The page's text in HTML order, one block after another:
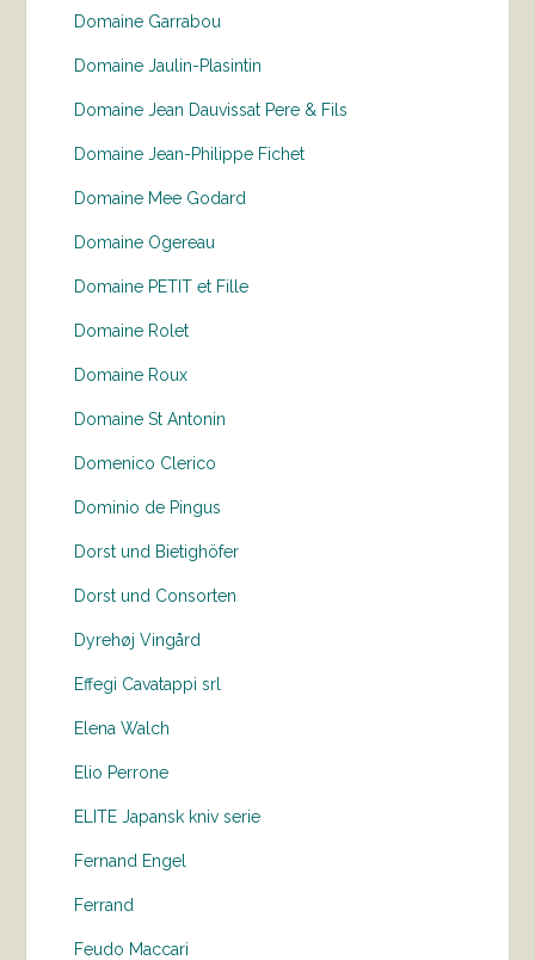
Domaine Garrabou
Domaine Jaulin-Plasintin
Domaine Jean Dauvissat Pere & Fils
Domaine Jean-Philippe Fichet
Domaine Mee Godard
Domaine Ogereau
Domaine PETIT et Fille
Domaine Rolet
Domaine Roux
Domaine St Antonin
Domenico Clerico
Dominio de Pingus
Dorst und Bietighöfer
Dorst und Consorten
Dyrehøj Vingård
Effegi Cavatappi srl
Elena Walch
Elio Perrone
ELITE Japansk kniv serie
Fernand Engel
Ferrand
Feudo Maccari